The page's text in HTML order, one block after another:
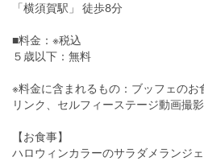
「横須賀駅」 徒歩8分
■料金：※税込
５歳以下：無料
※料金に含まれるもの：ブッフェのお
リンク、セルフィーステージ動画撮影
【お食事】
ハロウィンカラーのサラダメランジ